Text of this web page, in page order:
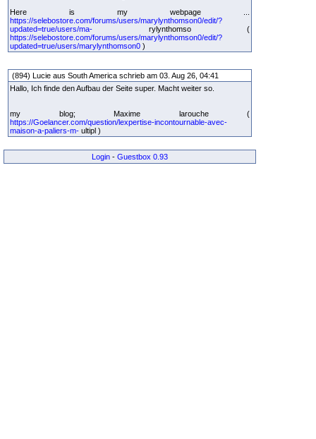
Here is my webpage ...
https://selebostore.com/forums/users/marylynthomson0/edit/?
updated=true/users/ma- rylynthomso (
https://selebostore.com/forums/users/marylynthomson0/edit/?
updated=true/users/marylynthomson0 )
(894) Lucie aus South America schrieb am 03. Aug 26, 04:41
Hallo, Ich finde den Aufbau der Seite super. Macht weiter so.
my blog; Maxime larouche (
https://Goelancer.com/question/lexpertise-incontournable-avec-
maison-a-paliers-m- ultipl )
Login - Guestbox 0.93